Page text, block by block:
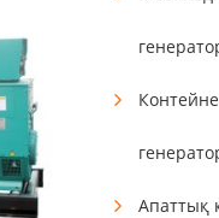
Апаттық